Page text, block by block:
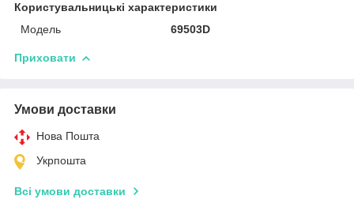
Користувальницькі характеристики
Модель
69503D
Приховати
Умови доставки
Нова Пошта
Укрпошта
Всі умови доставки